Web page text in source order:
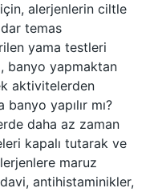
alerjenlerin ciltle
temas
yama testleri
banyo yapmaktan
aktivitelerden
banyo yapılır mı?
daha az zaman
kapalı tutarak ve
maruz
antihistaminikler,